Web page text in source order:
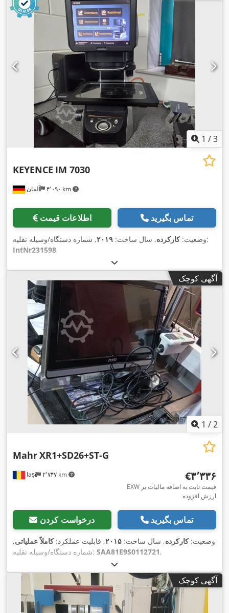
1 /3
آلمان ۴٬۰۹۰ km
KEYENCE IM 7030
اطلاعات قیمت تماس بگیرید
وضعیت:کارکرده, سال ساخت: ۲۰۱۹
, شماره دستگاه/وسیله نقلیه:
IntNr231598,
آگهی کوچک
1 /2
Iași ۲٬۷۴۷ km
MahrXR1+SD26+ST-G
‎€۳٬۳۳۶
EXW قیمت ثابت به اضافه مالیات بر
ارزش افزوده
درخواست کردن تماس بگیرید
وضعیت:کارکرده, سال ساخت: ۲۰۱۵, قابلیت عملکرد:کاملاً عملیاتی,
شماره دستگاه/وسیله نقلیه: SAA81E9S0112721,
آگهی کوچک